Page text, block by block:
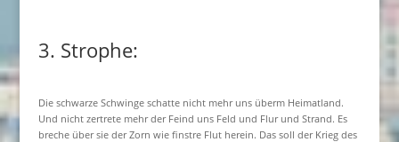
3. Strophe:
Die schwarze Schwinge schatte nicht mehr uns überm Heimatland.
Und nicht zertrete mehr der Feind uns Feld und Flur und Strand. Es
breche über sie der Zorn wie finstre Flut herein. Das soll der Krieg des